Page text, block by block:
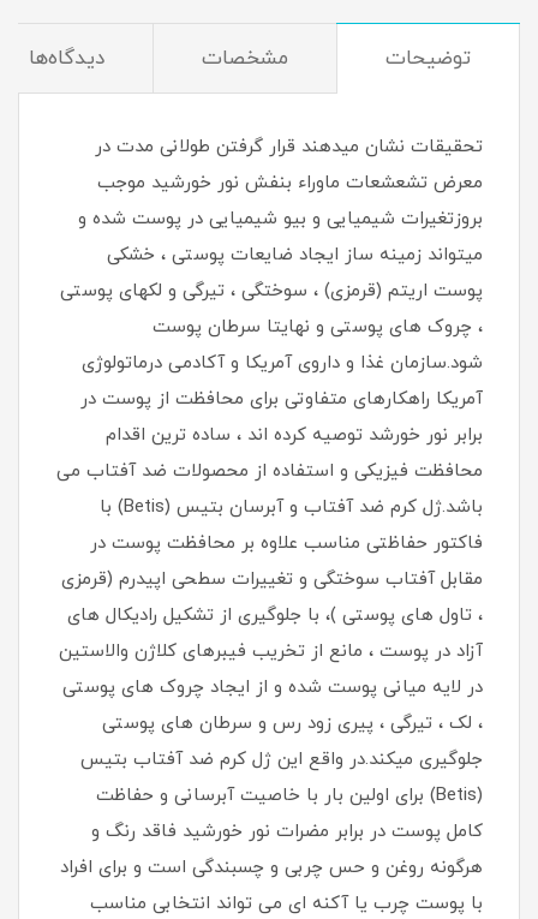
توضیحات مشخصات دیدگاه‌ها
تحقیقات نشان میدهند قرار گرفتن طولانی مدت در
معرض تشعشعات ماوراء بنفش نور خورشید موجب
بروزتغیرات شیمیایی و بیو شیمیایی در پوست شده و
میتواند زمینه ساز ایجاد ضایعات پوستی ، خشکی
پوست اریتم (قرمزی) ، سوختگی ، تیرگی و لکهای پوستی
، چروک های پوستی و نهایتا سرطان پوست
شود.سازمان غذا و داروی آمریکا و آکادمی درماتولوژی
آمریکا راهکارهای متفاوتی برای محافظت از پوست در
برابر نور خورشد توصیه کرده اند ، ساده ترین اقدام
محافظت فیزیکی و استفاده از محصولات ضد آفتاب می
باشد.ژل کرم ضد آفتاب و آبرسان بتیس (Betis) با
فاکتور حفاظتی مناسب علاوه بر محافظت پوست در
مقابل آفتاب سوختگی و تغییرات سطحی اپیدرم (قرمزی
، تاول های پوستی )، با جلوگیری از تشکیل رادیکال های
آزاد در پوست ، مانع از تخریب فیبرهای کلاژن والاستین
در لایه میانی پوست شده و از ایجاد چروک های پوستی
، لک ، تیرگی ، پیری زود رس و سرطان های پوستی
جلوگیری میکند.در واقع این ژل کرم ضد آفتاب بتیس
(Betis) برای اولین بار با خاصیت آبرسانی و حفاظت
کامل پوست در برابر مضرات نور خورشید فاقد رنگ و
هرگونه روغن و حس چربی و چسبندگی است و برای افراد
با پوست چرب یا آکنه ای می تواند انتخابی مناسب